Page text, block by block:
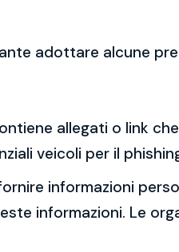
adottare alcune
allegati o link
veicoli per il
informazioni
informazioni. Le